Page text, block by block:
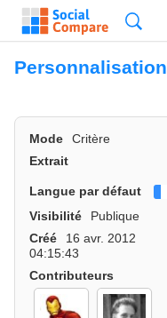
Personnalisation
Mode Critère
Extrait
Langue par défaut
Visibilité
Publique
Créé
16 avr. 2012
04:15:43
Contributeurs